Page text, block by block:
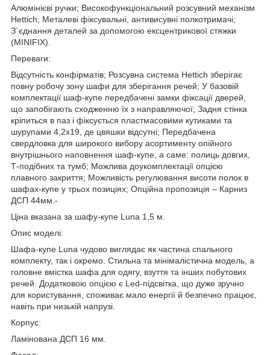
Алюмінієві ручки; Високофункціональний розсувний механізм
Hettich; Металеві фіксувальні, антивисувні полкотримачі;
З`єднання деталей за допомогою ексцентрикової стяжки
(MINIFIX).
Переваги:
Відсутність конфірматів; Розсувна система Hettich зберігає
повну робочу зону шафи для зберігання речей; У базовій
комплектації шаф-купе передбачені замки фіксації дверей,
що запобігають сходженню їх з направляючої; Задня стінка
кріпиться в паз і фіксується пластмасовими кутиками та
шурупами 4,2х19, де цвяшки відсутні; Передбачена
свердловка для широкого вибору асортименту опійного
внутрішнього наповнення шаф-купе, а саме: полиць довгих,
Т-подібних та тумб; Можлива доукомплектації опцією
плавного закриття; Можливість регулювання висоти полок в
шафах-купе у трьох позиціях; Опційна пропозиція – Карниз
ДСП 44мм.-
Ціна вказана за шафу-купе Luna 1,5 м.
Опис моделі:
Шафа-купе Luna чудово виглядає як частина спального
комплекту, так і окремо. Стильна та мінімалістична модель, а
головне вмістка шафа для одягу, взуття та інших побутових
речей. Додатковою опцією є Led-підсвітка, що дуже зручно
для користування, споживає мало енергії й безпечно працює,
навіть при низькій напрузі.
Корпус:
Ламінована ДСП 16 мм.